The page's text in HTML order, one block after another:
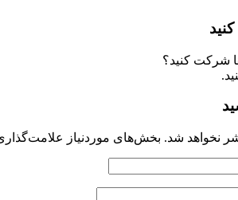
شرکت کنید؟
نخواهد شد. بخش‌های موردنیاز